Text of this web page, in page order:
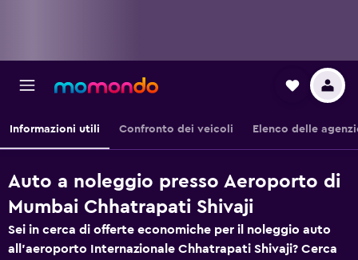
Informazioni utili Confronto dei veicoli Elenco delle
Auto a noleggio presso Aeroporto di
Mumbai Chhatrapati Shivaji
Sei in cerca di offerte economiche per il noleggio auto
all'aeroporto Internazionale Chhatrapati Shivaji? Cerca